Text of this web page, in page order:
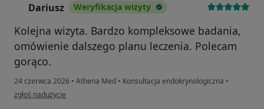
Dariusz Weryfikacja wizyty
Kolejna wizyta. Bardzo kompleksowe badania,
omówienie dalszego planu leczenia. Polecam
gorąco.
24 czerwca 2026 • Athena Med • Konsultacja endokrynologiczna •
w opinii użytkownika Dariusz
zgłoś nadużycie